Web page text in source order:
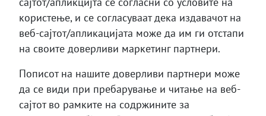
користење, и се согласуваат дека издавачот на
веб-сајтот/апликацијата може да им ги отстапи
на своите доверливи маркетинг партнери.
Пописот на нашите доверливи партнери може
да се види при пребарување и читање на веб-
сајтот во рамките на содржините за